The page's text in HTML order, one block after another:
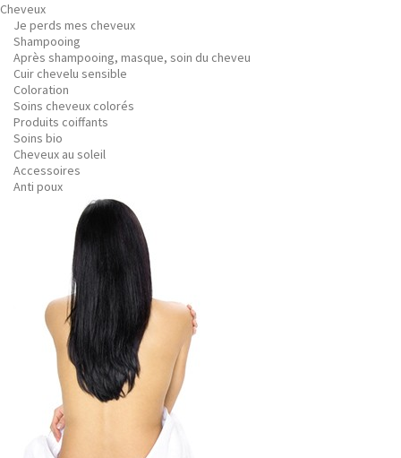
Cheveux
Je perds mes cheveux
Shampooing
Après shampooing, masque, soin du cheveu
Cuir chevelu sensible
Coloration
Soins cheveux colorés
Produits coiffants
Soins bio
Cheveux au soleil
Accessoires
Anti poux